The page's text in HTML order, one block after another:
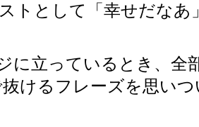
トとして「幸せだなあ
に立っているとき、全
けるフレーズを思い